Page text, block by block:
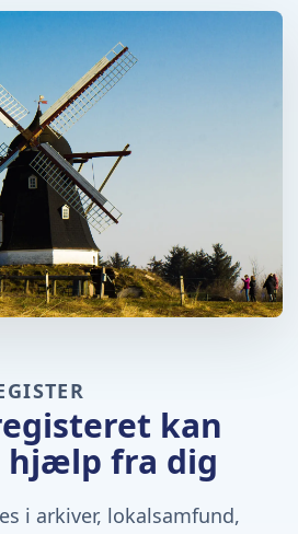
kan
hjælp fra dig
i arkiver, lokalsamfund,